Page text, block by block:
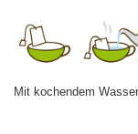
Mit kochendem